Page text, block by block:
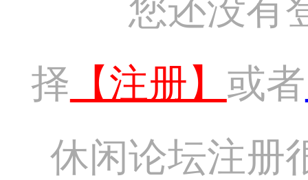
您还没有
择 【注册】 或者
休闲论坛注册